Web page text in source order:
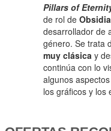
Pillars of
de rol de
desarrollador de
género. Se trata
muy clásica y
continúa con lo
algunos
los gráficos y los